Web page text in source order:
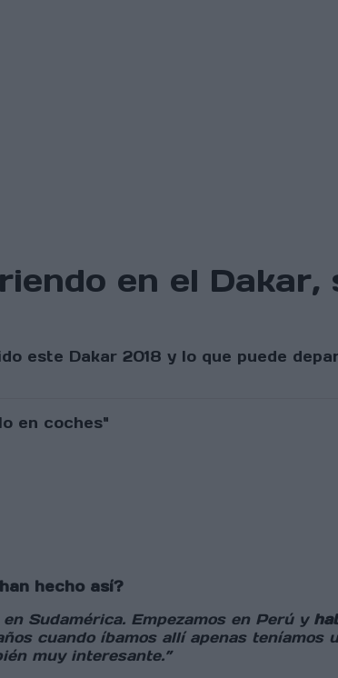
en el Dakar,
este Dakar 2018 y lo que puede
hecho así?
Sudamérica. Empezamos en Perú y
cuando íbamos allí apenas teníamos
muy interesante.”